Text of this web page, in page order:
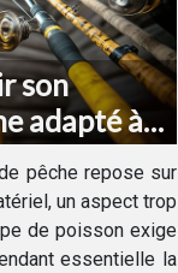
son
adapté à
pêche repose sur
un aspect trop
de poisson exige
essentielle la